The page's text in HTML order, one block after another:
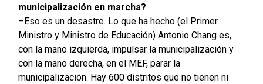
municipalización en marcha?
–Eso es un desastre. Lo que ha hecho (el Primer
Ministro y Ministro de Educación) Antonio Chang es,
con la mano izquierda, impulsar la municipalización y
con la mano derecha, en el MEF, parar la
municipalización. Hay 600 distritos que no tienen ni